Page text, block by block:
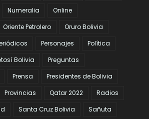
Numeralia
Online
Oriente Petrolero
Oruro Bolivia
Personajes
Política
Bolivia
Preguntas
Prensa
Presidentes de Bolivia
Provincias Qatar 2022
Radios
Santa Cruz Bolivia
Sañuta